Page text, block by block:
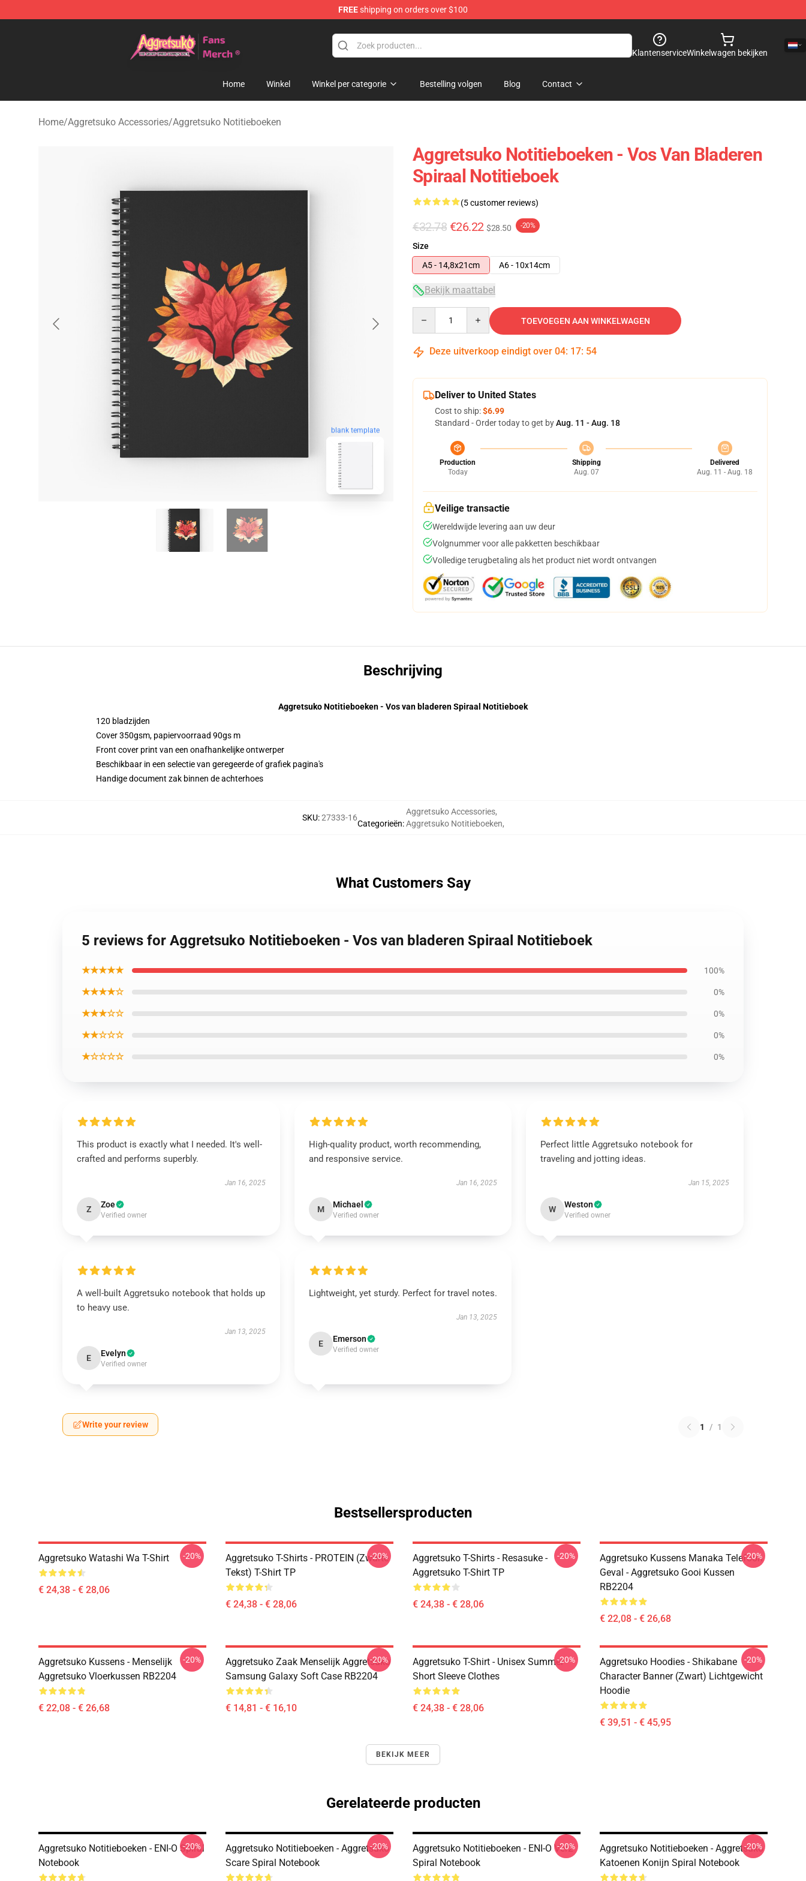
FREEshipping on orders over $100
KlantenserviceWinkelwagen bekijken
Home Winkel Winkel per categorie Bestelling volgen Blog Contact
Home/Aggretsuko Accessories/Aggretsuko Notitieboeken
blank template
Aggretsuko Notitieboeken - Vos Van Bladeren
Spiraal Notitieboek
(5 customer reviews)
€32.78 €26.22 $28.50 -20%
Size
A5 - 14,8x21cm
A6 - 10x14cm
Bekijk maattabel
TOEVOEGEN AAN WINKELWAGEN
Deze uitverkoop eindigt over 04: 17: 54
Deliver to United States
Cost to ship:$6.99
Standard - Order today to get byAug. 11 - Aug. 18
Production
Today
Shipping
Aug. 07
Delivered
Aug. 11 - Aug. 18
Veilige transactie
Wereldwijde levering aan uw deur
Volgnummer voor alle pakketten beschikbaar
Volledige terugbetaling als het product niet wordt ontvangen
Beschrijving
Aggretsuko Notitieboeken - Vos van bladeren Spiraal Notitieboek
120 bladzijden
Cover 350gsm, papiervoorraad 90gs m
Front cover print van een onafhankelijke ontwerper
Beschikbaar in een selectie van geregeerde of grafiek pagina's
Handige document zak binnen de achterhoes
SKU:27333-16
Categorieën:
Aggretsuko Accessories,
Aggretsuko Notitieboeken,
What Customers Say
5 reviews for Aggretsuko Notitieboeken - Vos van bladeren Spiraal Notitieboek
★★★★★ 100%
★★★★☆ 0%
★★★☆☆ 0%
★★☆☆☆ 0%
★☆☆☆☆ 0%
This product is exactly what I needed. It's well-
crafted and performs superbly.
Jan 16, 2025
Z Zoe
Verified owner
High-quality product, worth recommending,
and responsive service.
Jan 16, 2025
M Michael
Verified owner
Perfect little Aggretsuko notebook for
traveling and jotting ideas.
Jan 15, 2025
W Weston
Verified owner
A well-built Aggretsuko notebook that holds up
to heavy use.
Jan 13, 2025
E Evelyn
Verified owner
Lightweight, yet sturdy. Perfect for travel notes.
Jan 13, 2025
E Emerson
Verified owner
Write your review 1 / 1
Bestsellersproducten
Aggretsuko Watashi Wa T-Shirt
€ 24,38 - € 28,06
-20%
Aggretsuko T-Shirts - PROTEIN (zwarte
Tekst) T-Shirt TP
€ 24,38 - € 28,06
-20%
Aggretsuko T-Shirts - Resasuke -
Aggretsuko T-Shirt TP
€ 24,38 - € 28,06
-20%
Aggretsuko Kussens Manaka Telefoon
Geval - Aggretsuko Gooi Kussen
RB2204
€ 22,08 - € 26,68
-20%
Aggretsuko Kussens - Menselijk
Aggretsuko Vloerkussen RB2204
€ 22,08 - € 26,68
-20%
Aggretsuko Zaak Menselijk Aggretsuko
Samsung Galaxy Soft Case RB2204
€ 14,81 - € 16,10
-20%
Aggretsuko T-Shirt - Unisex Summer
Short Sleeve Clothes
€ 24,38 - € 28,06
-20%
Aggretsuko Hoodies - Shikabane
Character Banner (Zwart) Lichtgewicht
Hoodie
€ 39,51 - € 45,95
-20%
BEKIJK MEER
Gerelateerde producten
Aggretsuko Notitieboeken - ENI-O Spiral
Notebook
-20%
Aggretsuko Notitieboeken - Aggretsuko
Scare Spiral Notebook
-20%
Aggretsuko Notitieboeken - ENI-O Ver2
Spiral Notebook
-20%
Aggretsuko Notitieboeken - Aggretsuko
Katoenen Konijn Spiral Notebook
-20%